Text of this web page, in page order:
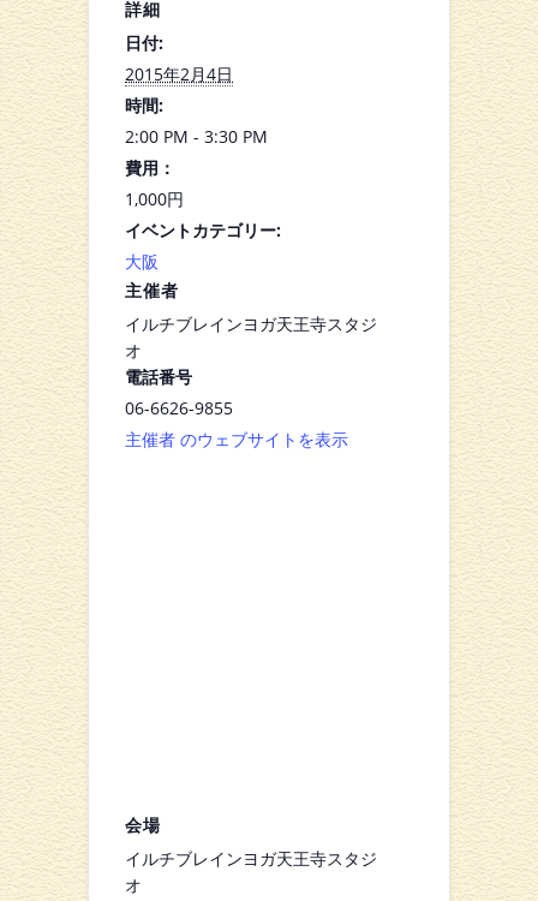
詳細
日付:
2015年2月4日
時間:
2:00 PM - 3:30 PM
費用：
1,000円
イベントカテゴリー:
大阪
主催者
イルチブレインヨガ天王寺スタジ
オ
電話番号
06-6626-9855
主催者 のウェブサイトを表示
会場
イルチブレインヨガ天王寺スタジ
オ